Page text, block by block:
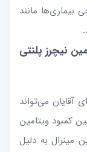
مانند
نیچرز پلنتی
پلنتی برای آقایان می‌تواند
50 سال و هم‌چنین کمبود ویتامین
مینرال به دلیل